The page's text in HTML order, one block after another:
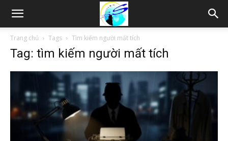
Thám
Trang chủ Tags Tìm kiếm người mất tích
Tag: tìm kiếm người mất tích